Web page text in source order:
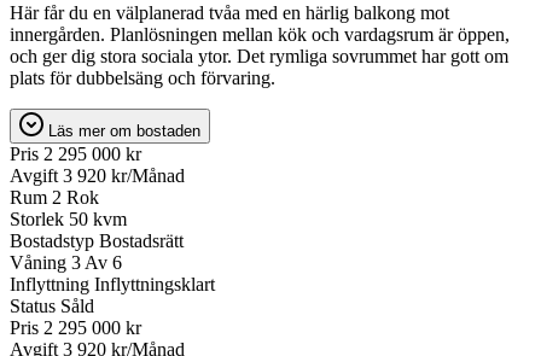
Här får du en välplanerad tvåa med en härlig balkong mot
innergården. Planlösningen mellan kök och vardagsrum är öppen,
och ger dig stora sociala ytor. Det rymliga sovrummet har gott om
plats för dubbelsäng och förvaring.
Läs mer om bostaden
Pris 2 295 000 kr
Avgift 3 920 kr/Månad
Rum 2 Rok
Storlek 50 kvm
Bostadstyp Bostadsrätt
Våning 3 Av 6
Inflyttning Inflyttningsklart
Status Såld
Pris 2 295 000 kr
Avgift 3 920 kr/Månad